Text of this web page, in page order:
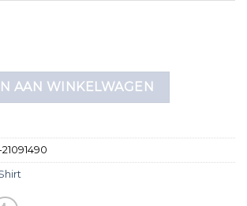
AAN WINKELWAGEN
21091490